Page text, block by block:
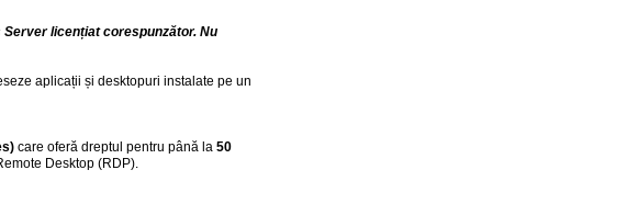
licențiat corespunzător. Nu
aplicații și desktopuri instalate pe un
care oferă dreptul pentru până la 50
Desktop (RDP).